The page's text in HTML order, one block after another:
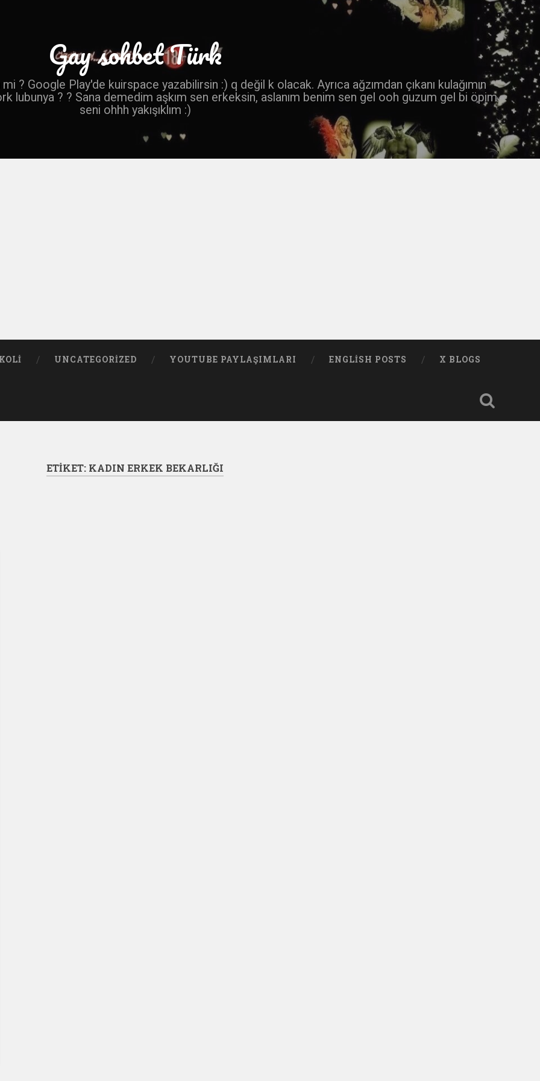
Gay sohbet Türk
? Google Play'de kuirspace yazabilirsin :) q değil k olacak. Ayrıca ağzımdan çıkanı kulağımın
lubunya ? ? Sana demedim aşkım sen erkeksin, aslanım benim sen gel ooh guzum gel bi öpim
seni ohhh yakışıklım :)
UNCATEGORIZED YOUTUBE PAYLAŞIMLARI ENGLISH POSTS X BLOGS
ETIKET: KADIN ERKEK BEKARLIĞI